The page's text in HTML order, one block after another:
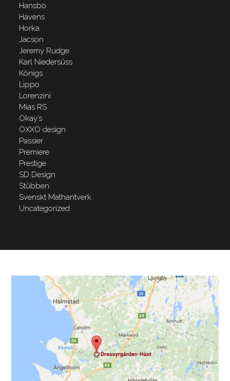
Hansbo
Havens
Horka
Jacson
Jeremy Rudge
Karl Niedersüss
Königs
Lippo
Lorenzini
Mias RS
Okay’s
OXXO design
Passier
Premiere
Prestige
SD Design
Stübben
Svenskt Mathantverk
Uncategorized